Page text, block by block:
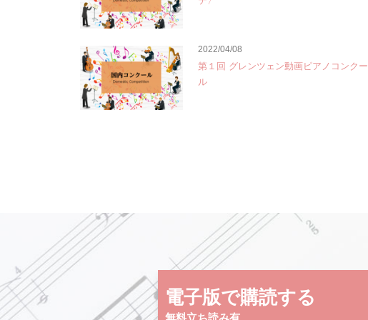
2022/04/08
第１回 グレンツェン動画ピアノコンクー
ル
電子版で購読する
無料立ち読み有